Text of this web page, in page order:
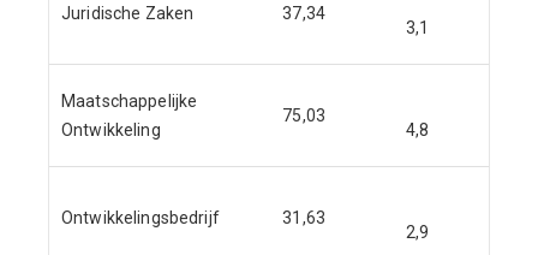
Juridische Zaken 37,34
3,1
Maatschappelijke
Ontwikkeling
75,03
4,8
Ontwikkelingsbedrijf 31,63
2,9